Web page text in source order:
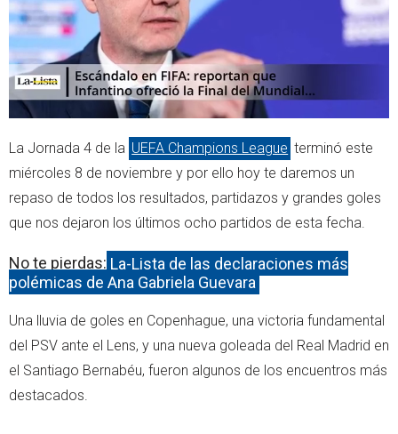
La Jornada 4 de la UEFA Champions League terminó este
miércoles 8 de noviembre y por ello hoy te daremos un
repaso de todos los resultados, partidazos y grandes goles
que nos dejaron los últimos ocho partidos de esta fecha.
No te pierdas: La-Lista de las declaraciones más
polémicas de Ana Gabriela Guevara
Una lluvia de goles en Copenhague, una victoria fundamental
del PSV ante el Lens, y una nueva goleada del Real Madrid en
el Santiago Bernabéu, fueron algunos de los encuentros más
destacados.